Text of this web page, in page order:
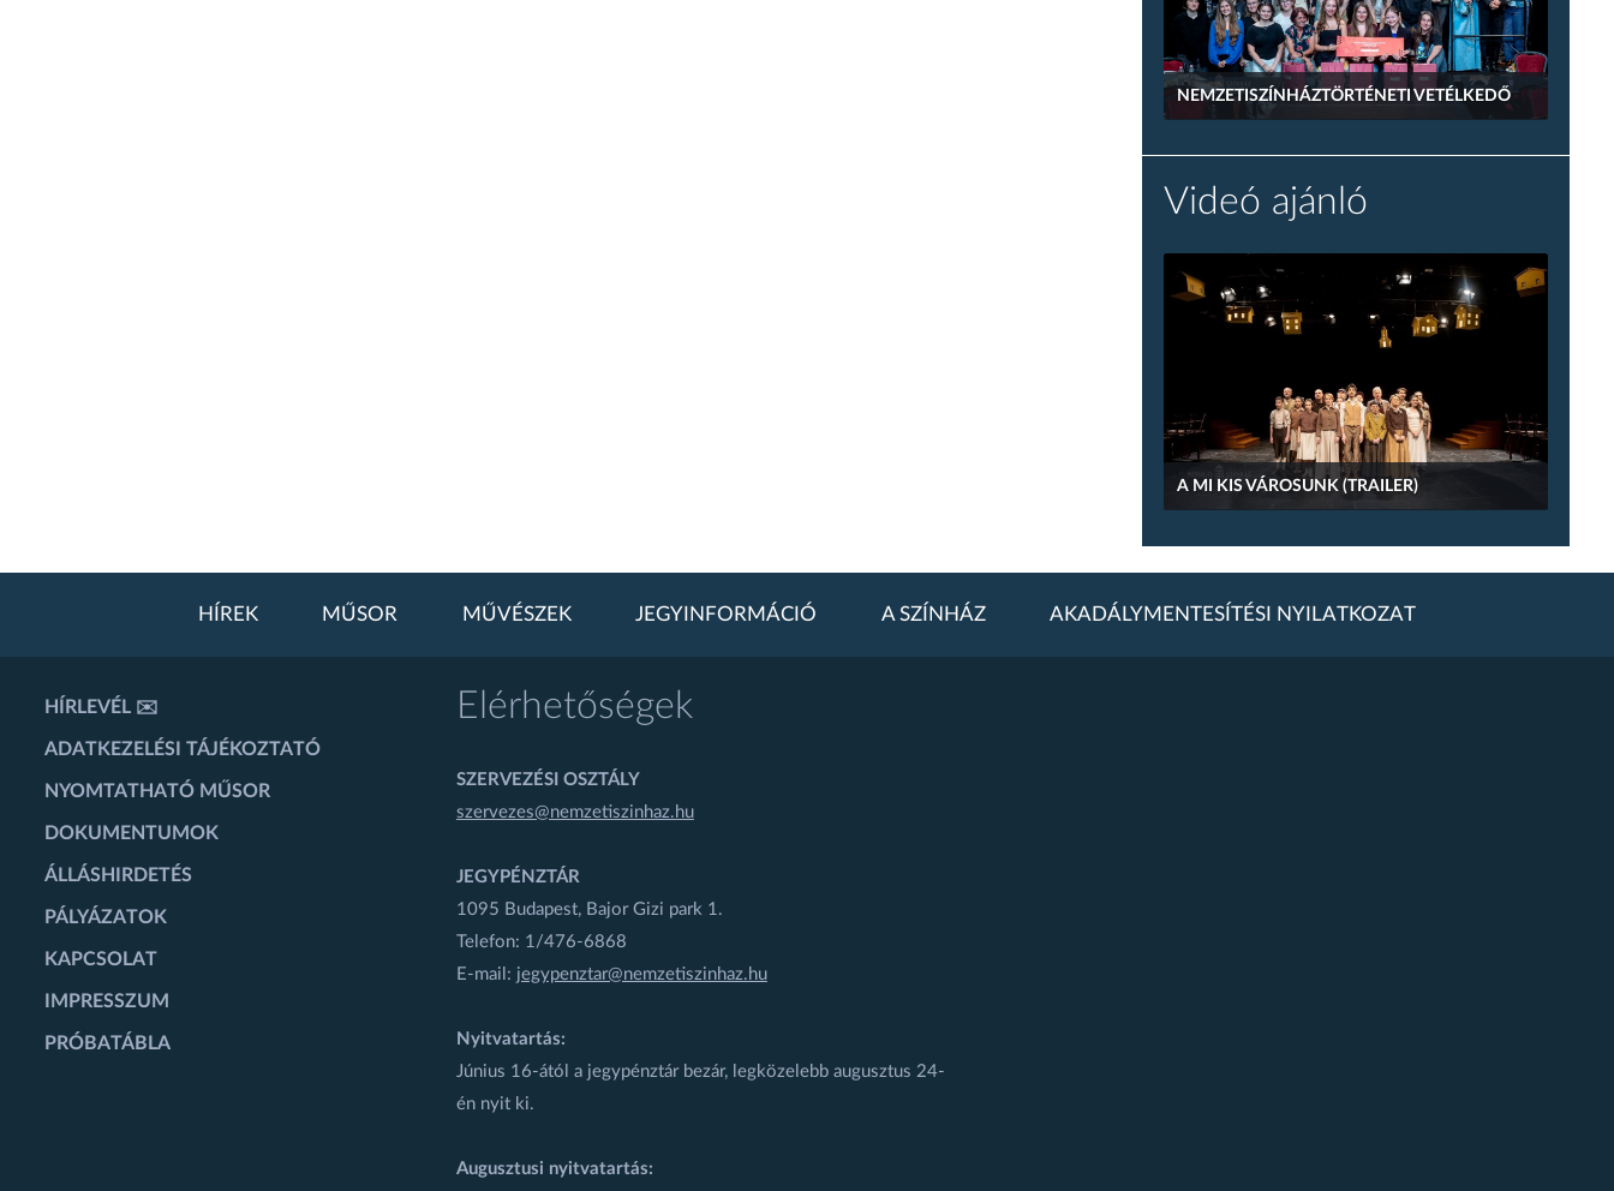
NEMZETISZÍNHÁZTÖRTÉNETI VETÉLKEDŐ
Videó ajánló
A MI KIS VÁROSUNK (TRAILER)
HÍREK MŰSOR MŰVÉSZEK JEGYINFORMÁCIÓ A SZÍNHÁZ AKADÁLYMENTESÍTÉSI NYILATKOZAT
HÍRLEVÉL ✉️
ADATKEZELÉSI TÁJÉKOZTATÓ
NYOMTATHATÓ MŰSOR
DOKUMENTUMOK
ÁLLÁSHIRDETÉS
PÁLYÁZATOK
KAPCSOLAT
IMPRESSZUM
PRÓBATÁBLA
Elérhetőségek
SZERVEZÉSI OSZTÁLY
szervezes@nemzetiszinhaz.hu
JEGYPÉNZTÁR
1095 Budapest, Bajor Gizi park 1.
Telefon: 1/476-6868
E-mail: jegypenztar@nemzetiszinhaz.hu
Nyitvatartás:
Június 16-ától a jegypénztár bezár, legközelebb augusztus 24-
én nyit ki.
Augusztusi nyitvatartás: